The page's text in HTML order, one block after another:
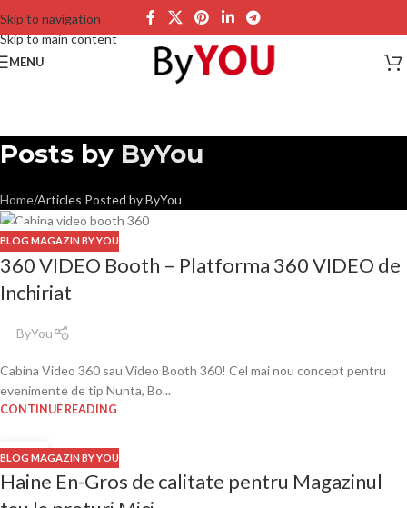
Skip to navigation
Skip to main content
MENU
Posts by ByYou
Home Articles Posted by ByYou
30
MART.
BLOG MAGAZIN BY YOU
360 VIDEO Booth – Platforma 360 VIDEO de
Inchiriat
ByYou
Cabina Video 360 sau Video Booth 360! Cel mai nou concept pentru
evenimente de tip Nunta, Bo...
CONTINUE READING
10
DEC.
BLOG MAGAZIN BY YOU
Haine En-Gros de calitate pentru Magazinul